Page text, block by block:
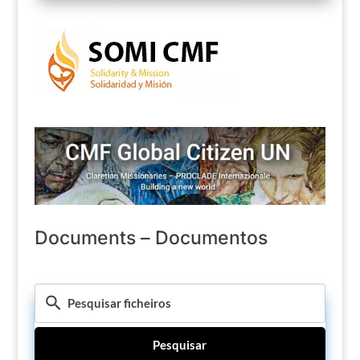
Documents – Documentos
Pesquisar